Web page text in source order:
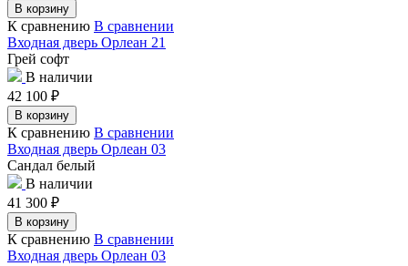
В корзину
К сравнению В сравнении
Входная дверь Орлеан 21
Грей софт
В наличии
42 100 ₽
В корзину
К сравнению В сравнении
Входная дверь Орлеан 03
Сандал белый
В наличии
41 300 ₽
В корзину
К сравнению В сравнении
Входная дверь Орлеан 03